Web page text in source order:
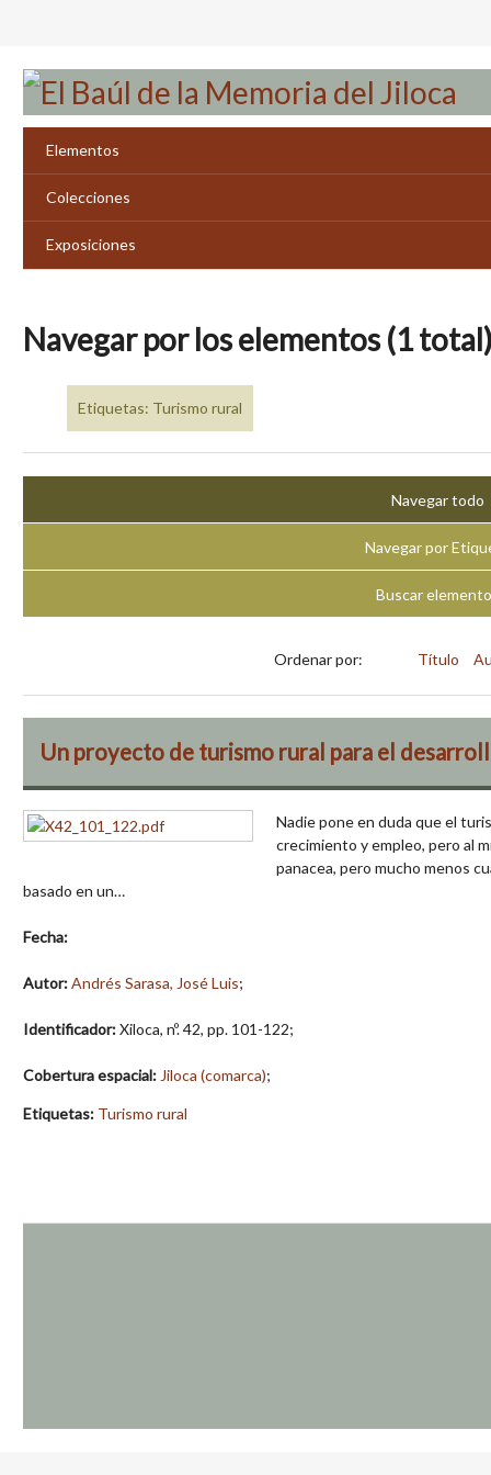
contenido
principal
Elementos
Colecciones
Exposiciones
Navegar por los elementos (1
Etiquetas: Turismo rural
Navegar todo
Navegar por
Buscar
Ordenar por: Título
Un proyecto de turismo rural para el
Nadie pone en duda que el
crecimiento y empleo, pero al
panacea, pero mucho menos
basado en un…
Fecha:
Autor:Andrés Sarasa, José Luis;
Identificador:Xiloca, nº. 42, pp. 101-122;
Cobertura espacial: Jiloca (comarca);
Etiquetas: Turismo rural